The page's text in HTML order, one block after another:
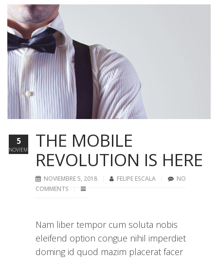
THE MOBILE
REVOLUTION IS HERE
NOVIEMBRE 5, 2018 FELIPE ESCALA
NO
COMMENTS
Nam liber tempor cum soluta nobis
eleifend option congue nihil imperdiet
doming id quod mazim placerat facer
5
NOVIEMBRE